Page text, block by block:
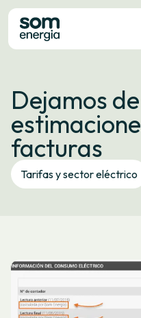
Tarifas
Servizos
Empresas
La cooperativa
Contacto
Dejamos
facturas
Tarifas y sector eléctrico